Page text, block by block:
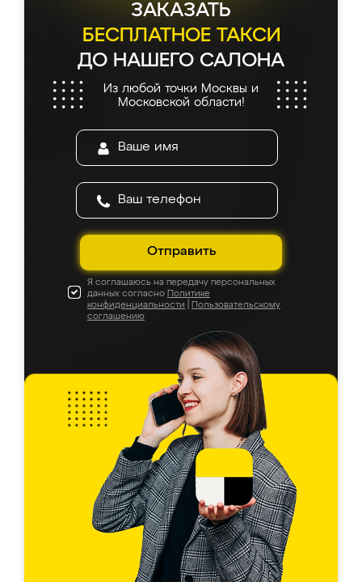
ЗАКАЗАТЬ
БЕСПЛАТНОЕ ТАКСИ
ДО НАШЕГО САЛОНА
Из любой точки Москвы и
Московской области!
Отправить
Я соглашаюсь на передачу персональных
данных согласно Политике
конфиденциальности
Пользовательскому
соглашению